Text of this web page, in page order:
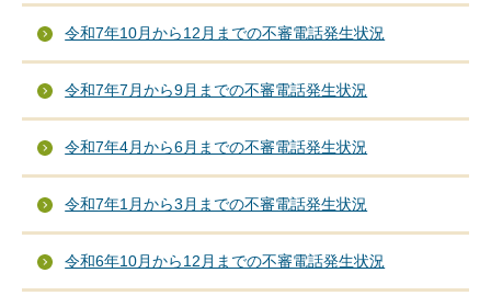
令和7年10月から12月までの不審電話発生状況
令和7年7月から9月までの不審電話発生状況
令和7年4月から6月までの不審電話発生状況
令和7年1月から3月までの不審電話発生状況
令和6年10月から12月までの不審電話発生状況